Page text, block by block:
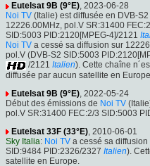
Eutelsat 9B (9°E), 2023-06-28
Noi TV (Italie) est diffusée en DVB-
12226.00MHz, pol.V SR:31400
SID:5003 PID:2120[MPEG-4]/2121
Noi TV a cessé sa diffusion sur
pol.V (DVB-S2 SID:5003
/2121 Italien). Cette chaîne
diffusée par aucun satellite en Europe.
Eutelsat 9B (9°E) , 2022-05-24
Début des émissions de Noi TV
pol.V SR:31400 FEC:2/3 SID:5003
Eutelsat 33F (33°E), 2010-06-01
Sky Italia: Noi TV a cessé sa
SID:9484 PID:2326/2327 Italien).
satellite en Europe.